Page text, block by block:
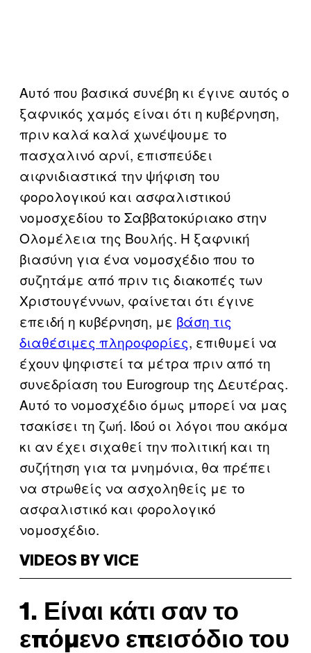
Αυτό που βασικά συνέβη κι έγινε αυτός ο
ξαφνικός χαμός είναι ότι η κυβέρνηση,
πριν καλά καλά χωνέψουμε το
πασχαλινό αρνί, επισπεύδει
αιφνιδιαστικά την ψήφιση του
φορολογικού και ασφαλιστικού
νομοσχεδίου το Σαββατοκύριακο στην
Ολομέλεια της Βουλής. Η ξαφνική
βιασύνη για ένα νομοσχέδιο που το
συζητάμε από πριν τις διακοπές των
Χριστουγέννων, φαίνεται ότι έγινε
επειδή η κυβέρνηση, με βάση τις
διαθέσιμες πληροφορίες, επιθυμεί να
έχουν ψηφιστεί τα μέτρα πριν από τη
συνεδρίαση του Eurogroup της Δευτέρας.
Αυτό το νομοσχέδιο όμως μπορεί να μας
τσακίσει τη ζωή. Ιδού οι λόγοι που ακόμα
κι αν έχει σιχαθεί την πολιτική και τη
συζήτηση για τα μνημόνια, θα πρέπει
να στρωθείς να ασχοληθείς με το
ασφαλιστικό και φορολογικό
νομοσχέδιο.
VIDEOS BY VICE
1. Είναι κάτι σαν το
επόμενο επεισόδιο του